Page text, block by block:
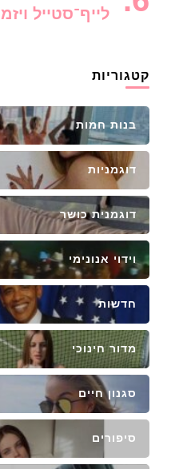
לייף־סטייל
קטגוריות
בנות חמות
דוגמניות
דוגמנית כושר
וידוי אנונימי
חדשות
מדור חינוכי
סגנון חיים
סיפורים